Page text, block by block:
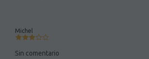
Michel
Sin comentario